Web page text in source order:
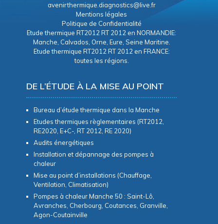
avenirthermique.diagnostics@live.fr
Mentions légales
Politique de Confidentialité
Etude thermique RT2012 RT 2012 en NORMANDIE:
Manche, Calvados, Orne, Eure, Seine Maritine.
Etude thermique RT2012 RT 2012 en FRANCE:
toutes les régions.
DE L’ÉTUDE À LA MISE AU POINT
Bureau d’étude thermique dans la Manche
Etudes thermiques règlementaires (RT2012,
RE2020, E+C-, RT 2012, RE 2020)
Audits énergétiques
Installation et dépannage des pompes à
chaleur
Mise au point d’installations (Chauffage,
Ventilation, Climatisation)
Pompes à chaleur Manche 50 : Saint-Lô,
Avranches, Cherbourg, Coutances, Granville,
Agon-Coutainville